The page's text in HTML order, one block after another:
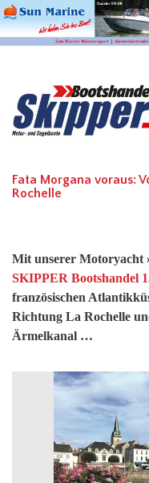
Fata Morgana voraus:
Rochelle
Mit unserer Motoryacht
SKIPPER Bootshandel
französischen
Richtung La Rochelle
Ärmelkanal …